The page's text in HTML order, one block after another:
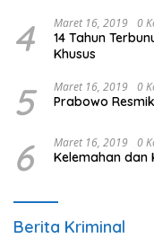
4 Maret 16, 2019 0
14 Tahun
Khusus
5 Maret 16, 2019 0
Prabowo
6 Maret 16, 2019 0
Kelemahan dan
Berita Kriminal